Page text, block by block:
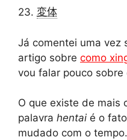
23. 変体
Já comentei uma vez
artigo sobre como
vou falar pouco sobre
O que existe de mais
palavra hentai é o
mudado com o tempo.